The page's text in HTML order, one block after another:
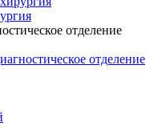
отделение
отделение